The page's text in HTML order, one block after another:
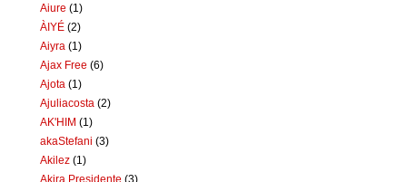
Aiure (1)
ÀIYÉ (2)
Aiyra (1)
Ajax Free (6)
Ajota (1)
Ajuliacosta (2)
AK'HIM (1)
akaStefani (3)
Akilez (1)
Akira Presidente (3)